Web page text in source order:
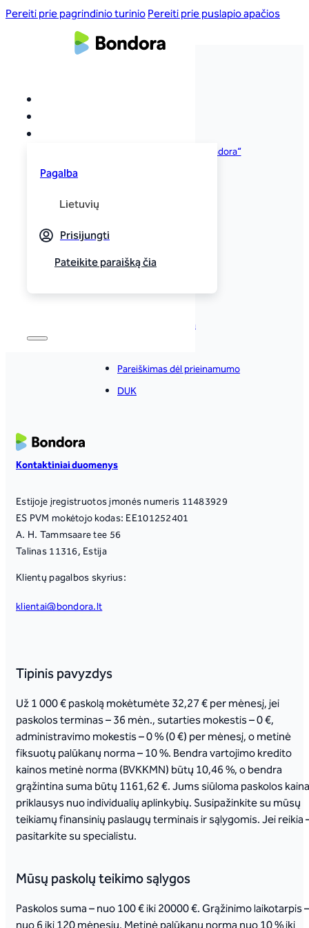
Pereiti prie pagrindinio turinioPereiti prie puslapio apačios
Pagalba
Lietuvių
Prisijungti
Pateikite paraišką čia
Karjera bendrovėje „Bondora“
Sužinokite daugiau
Teisinė informacija
Pareiškimas dėl prieinamumo
DUK
Kontaktiniai duomenys
Estijoje įregistruotos įmonės numeris 11483929
ES PVM mokėtojo kodas: EE101252401
A. H. Tammsaare tee 56
Talinas 11316, Estija
Klientų pagalbos skyrius:
klientai@bondora.lt
Tipinis pavyzdys
Už 1 000 € paskolą mokėtumėte 32,27 € per mėnesį, jei
paskolos terminas – 36 mėn., sutarties mokestis – 0 €,
administravimo mokestis – 0 % (0 €) per mėnesį, o metinė
fiksuotų palūkanų norma – 10 %. Bendra vartojimo kredito
kainos metinė norma (BVKKMN) būtų 10,46 %, o bendra
grąžintina suma būtų 1161,62 €. Jums siūloma paskolos kaina
priklausys nuo individualių aplinkybių. Susipažinkite su mūsų
teikiamų finansinių paslaugų terminais ir sąlygomis. Jei reikia
pasitarkite su specialistu.
Mūsų paskolų teikimo sąlygos
Paskolos suma – nuo 100 € iki 20000 €. Grąžinimo laikotarpis –